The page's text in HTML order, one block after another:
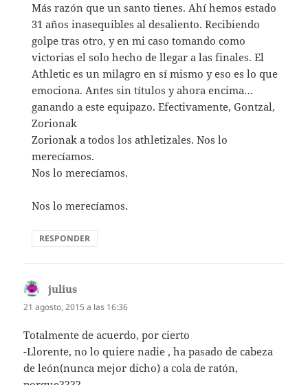
Más razón que un santo tienes. Ahí hemos estado
31 años inasequibles al desaliento. Recibiendo
golpe tras otro, y en mi caso tomando como
victorias el solo hecho de llegar a las finales. El
Athletic es un milagro en sí mismo y eso es lo que
emociona. Antes sin títulos y ahora encima…
ganando a este equipazo. Efectivamente, Gontzal,
Zorionak
Zorionak a todos los athletizales. Nos lo
merecíamos.
Nos lo merecíamos.
Nos lo merecíamos.
RESPONDER
julius
21 agosto, 2015 a las 16:36
Totalmente de acuerdo, por cierto
-Llorente, no lo quiere nadie , ha pasado de cabeza
de león(nunca mejor dicho) a cola de ratón,